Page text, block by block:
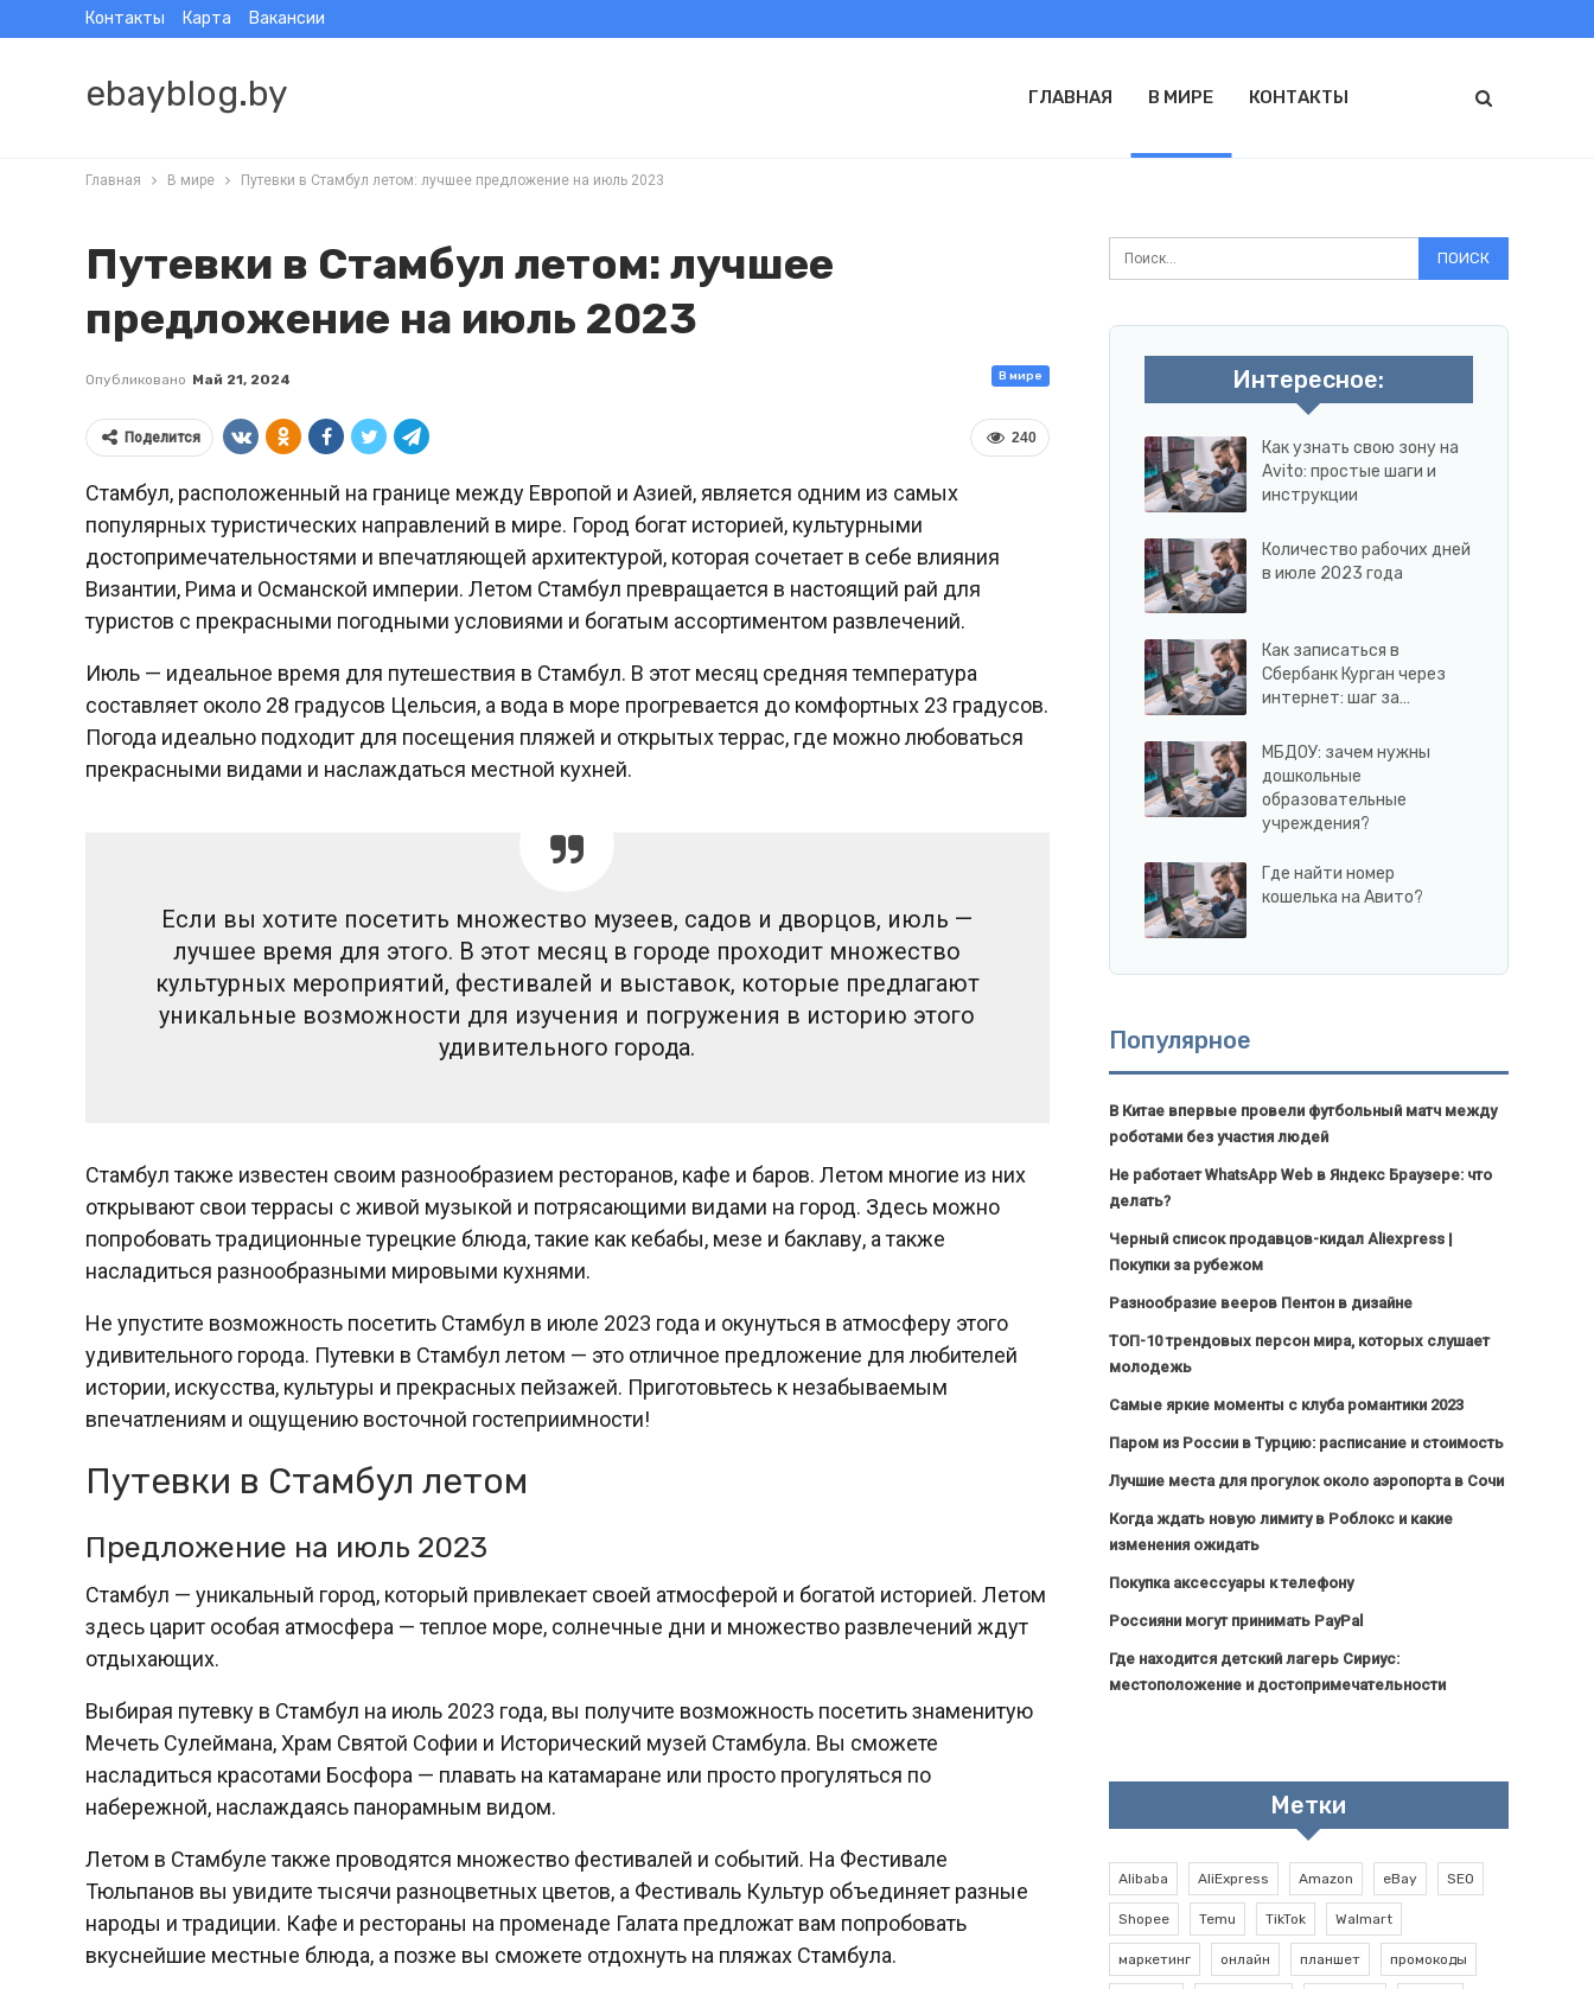
Контакты Карта Вакансии
ebayblog.by ГЛАВНАЯ В МИРЕ КОНТАКТЫ
Главная В мире Путевки в Стамбул летом: лучшее предложение на июль 2023
Путевки в Стамбул летом: лучшее
предложение на июль 2023
В мире
Опубликовано Май 21, 2024
240
Поделится
Стамбул, расположенный на границе между Европой и Азией, является одним из самых
популярных туристических направлений в мире. Город богат историей, культурными
достопримечательностями и впечатляющей архитектурой, которая сочетает в себе влияния
Византии, Рима и Османской империи. Летом Стамбул превращается в настоящий рай для
туристов с прекрасными погодными условиями и богатым ассортиментом развлечений.
Июль — идеальное время для путешествия в Стамбул. В этот месяц средняя температура
составляет около 28 градусов Цельсия, а вода в море прогревается до комфортных 23 градусов.
Погода идеально подходит для посещения пляжей и открытых террас, где можно любоваться
прекрасными видами и наслаждаться местной кухней.
Если вы хотите посетить множество музеев, садов и дворцов, июль —
лучшее время для этого. В этот месяц в городе проходит множество
культурных мероприятий, фестивалей и выставок, которые предлагают
уникальные возможности для изучения и погружения в историю этого
удивительного города.
Стамбул также известен своим разнообразием ресторанов, кафе и баров. Летом многие из них
открывают свои террасы с живой музыкой и потрясающими видами на город. Здесь можно
попробовать традиционные турецкие блюда, такие как кебабы, мезе и баклаву, а также
насладиться разнообразными мировыми кухнями.
Не упустите возможность посетить Стамбул в июле 2023 года и окунуться в атмосферу этого
удивительного города. Путевки в Стамбул летом — это отличное предложение для любителей
истории, искусства, культуры и прекрасных пейзажей. Приготовьтесь к незабываемым
впечатлениям и ощущению восточной гостеприимности!
Путевки в Стамбул летом
Предложение на июль 2023
Стамбул — уникальный город, который привлекает своей атмосферой и богатой историей. Летом
здесь царит особая атмосфера — теплое море, солнечные дни и множество развлечений ждут
отдыхающих.
Выбирая путевку в Стамбул на июль 2023 года, вы получите возможность посетить знаменитую
Мечеть Сулеймана, Храм Святой Софии и Исторический музей Стамбула. Вы сможете
насладиться красотами Босфора — плавать на катамаране или просто прогуляться по
набережной, наслаждаясь панорамным видом.
Летом в Стамбуле также проводятся множество фестивалей и событий. На Фестивале
Тюльпанов вы увидите тысячи разноцветных цветов, а Фестиваль Культур объединяет разные
народы и традиции. Кафе и рестораны на променаде Галата предложат вам попробовать
вкуснейшие местные блюда, а позже вы сможете отдохнуть на пляжах Стамбула.
Интересное:
Как узнать свою зону на
Avito: простые шаги и
инструкции
Количество рабочих дней
в июле 2023 года
Как записаться в
Сбербанк Курган через
интернет: шаг за…
МБДОУ: зачем нужны
дошкольные
образовательные
учреждения?
Где найти номер
кошелька на Авито?
Популярное
В Китае впервые провели футбольный матч между
роботами без участия людей
Не работает WhatsApp Web в Яндекс Браузере: что
делать?
Черный список продавцов-кидал Aliexpress |
Покупки за рубежом
Разнообразие вееров Пентон в дизайне
ТОП-10 трендовых персон мира, которых слушает
молодежь
Самые яркие моменты с клуба романтики 2023
Паром из России в Турцию: расписание и стоимость
Лучшие места для прогулок около аэропорта в Сочи
Когда ждать новую лимиту в Роблокс и какие
изменения ожидать
Покупка аксессуары к телефону
Россияни могут принимать PayPal
Где находится детский лагерь Сириус:
местоположение и достопримечательности
Метки
Alibaba AliExpress Amazon eBay SEO
Shopee Temu TikTok Walmart
маркетинг онлайн планшет промокоды